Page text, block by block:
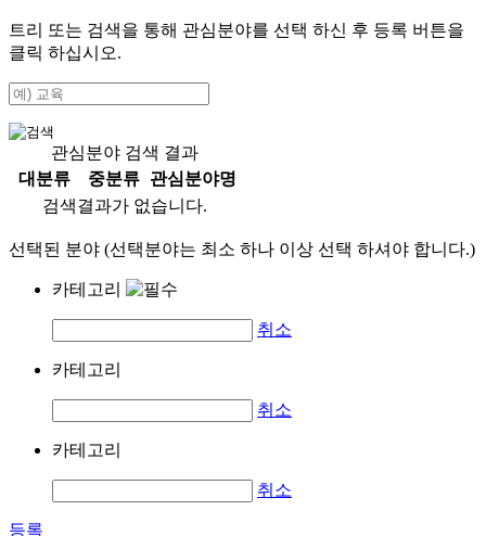
트리 또는 검색을 통해 관심분야를 선택 하신 후 등록 버튼을
클릭 하십시오.
관심분야 검색 결과
대분류
중분류
관심분야명
검색결과가 없습니다.
선택된 분야 (선택분야는 최소 하나 이상 선택 하셔야 합니다.)
카테고리
취소
카테고리
취소
카테고리
취소
등록